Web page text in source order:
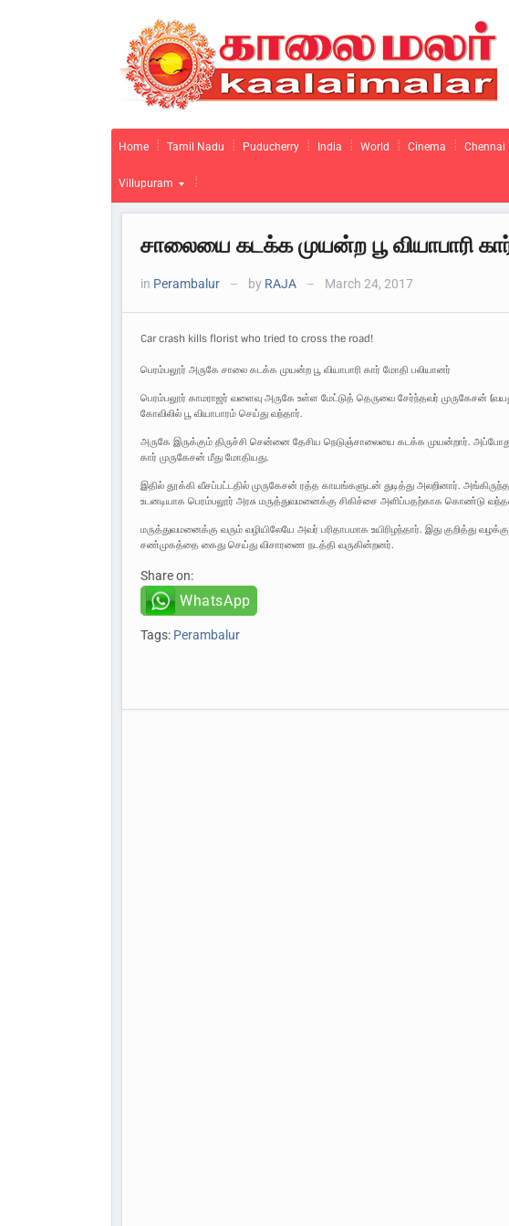
Home Tamil Nadu Puducherry India World Cinema Chennai
Villupuram
சாலையை கடக்க முயன்ற பூ வியாபாரி
in Perambalur — by RAJA — March 24, 2017
Car crash kills florist who tried to cross the road!
பெரம்பலூர் அருகே சாலை கடக்க முயன்ற பூ வியாபாரி கார் மோதி பலியானர்
பெரம்பலூர் காமராஜர் வளைவு அருகே உள்ள மேட்டுத் தெருவை சேர்ந்தவர் முருகேசன்
கோவிலில் பூ வியாபாரம் செய்து வந்தார்.
அருகே இருக்கும் திருச்சி சென்னை தேசிய நெடுஞ்சாலையை கடக்க முயன்றார்.
கார் முருகேசன் மீது மோதியது.
இதில் தூக்கி வீசப்பட்டதில் முருகேசன் ரத்த காயங்களுடன் துடித்து அலறினார்.
உடனடியாக பெரம்பலூர் அரசு மருத்துவமனைக்கு சிகிச்சை அளிப்பதற்காக கொண்டு
மருத்துவமனைக்கு வரும் வழியிலேயே அவர் பரிதாபமாக உயிரிழந்தார். இது குறித்து
சண்முகத்தை கைது செய்து விசாரணை நடத்தி வருகின்றனர்.
Share on:
WhatsApp
Tags: Perambalur